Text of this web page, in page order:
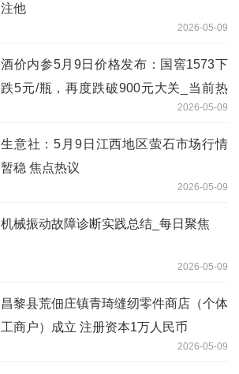
注他
2026-05-09
酒价内参5月9日价格发布：国窖1573下
跌5元/瓶，再度跌破900元大关_当前热
2026-05-09
生意社：5月9日江西地区萤石市场行情
暂稳 焦点热议
2026-05-09
机械振动故障诊断实践总结_每日聚焦
2026-05-09
昌黎县荒佃庄镇青琦缝纫零件商店（个体
工商户）成立 注册资本1万人民币
2026-05-09